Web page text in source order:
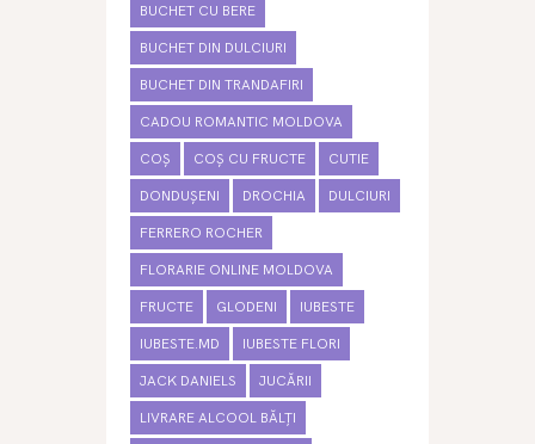
BUCHET CU BERE
BUCHET DIN DULCIURI
BUCHET DIN TRANDAFIRI
CADOU ROMANTIC MOLDOVA
COȘ COȘ CU FRUCTE CUTIE
DONDUȘENI DROCHIA DULCIURI
FERRERO ROCHER
FLORARIE ONLINE MOLDOVA
FRUCTE GLODENI IUBESTE
IUBESTE.MD IUBESTE FLORI
JACK DANIELS JUCĂRII
LIVRARE ALCOOL BĂLȚI